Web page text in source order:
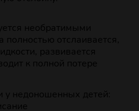
необратимыми
полностью отслаивается,
развивается
к полной потере